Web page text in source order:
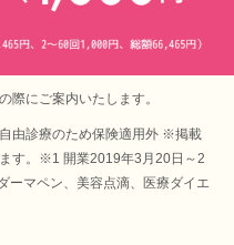
にご案内いたします。
由診療のため保険適用外 ※掲載
す。※1 開業2019年3月20日～2
ーマペン、美容点滴、医療ダイエ